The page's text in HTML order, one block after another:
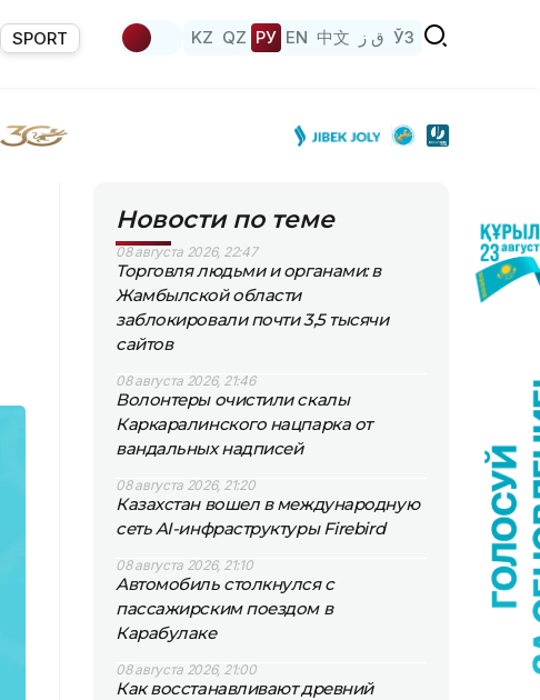
SPORT KZ QZ РУ EN 中文 ق ز ЎЗ
Новости по теме
08 августа 2026, 22:47
Торговля людьми и органами: в
Жамбылской области
заблокировали почти 3,5 тысячи
сайтов
08 августа 2026, 21:46
Волонтеры очистили скалы
Каркаралинского нацпарка от
вандальных надписей
08 августа 2026, 21:20
Казахстан вошел в международную
сеть AI-инфраструктуры Firebird
08 августа 2026, 21:10
Автомобиль столкнулся с
пассажирским поездом в
Карабулаке
08 августа 2026, 21:00
Как восстанавливают древний